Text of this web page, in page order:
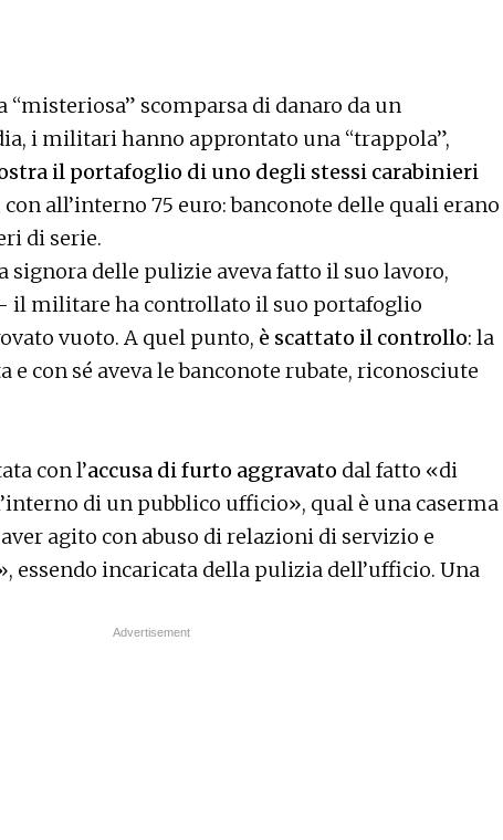
“misteriosa” scomparsa di danaro da un
i militari hanno approntato una “trappola”,
il portafoglio di uno degli stessi carabinieri
con all’interno 75 euro: banconote delle quali erano
di serie.
signora delle pulizie aveva fatto il suo lavoro,
il militare ha controllato il suo portafoglio
vuoto. A quel punto, è scattato il controllo: la
e con sé aveva le banconote rubate, riconosciute
con l’accusa di furto aggravato dal fatto «di
di un pubblico ufficio», qual è una caserma
agito con abuso di relazioni di servizio e
essendo incaricata della pulizia dell’ufficio. Una